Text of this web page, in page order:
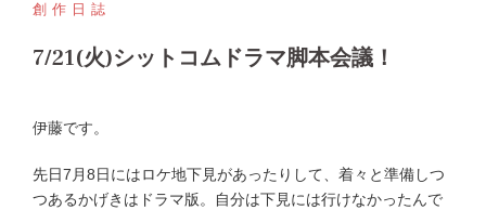
創作日誌
7/21(火)シットコムドラマ脚本会議！
伊藤です。
先日7月8日にはロケ地下見があったりして、着々と準備しつ
つあるかげきはドラマ版。自分は下見には行けなかったんで